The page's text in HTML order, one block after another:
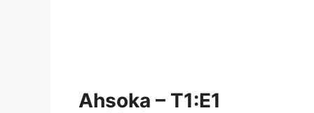
Ahsoka – T1:E1